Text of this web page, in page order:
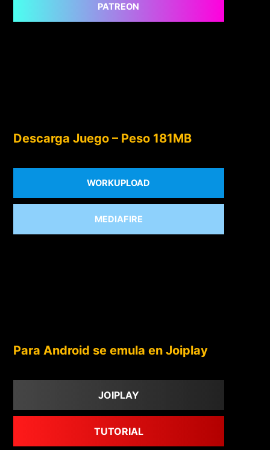
PATREON
Descarga Juego – Peso 181MB
WORKUPLOAD
MEDIAFIRE
Para Android se emula en Joiplay
JOIPLAY
TUTORIAL